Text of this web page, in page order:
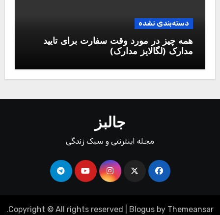
دسته‌بندی نشده
همه چیز در مورد وقت سفارت برای تایید
مدارک (لگالایز مدارک)
جالبز
مجله اینترنتی و سبک زندگی
Copyright © All rights reserved Blogus by Themeansar
.